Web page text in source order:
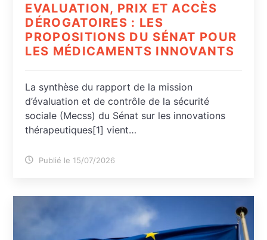
EVALUATION, PRIX ET ACCÈS
DÉROGATOIRES : LES
PROPOSITIONS DU SÉNAT POUR
LES MÉDICAMENTS INNOVANTS
La synthèse du rapport de la mission
d’évaluation et de contrôle de la sécurité
sociale (Mecss) du Sénat sur les innovations
thérapeutiques[1] vient…
Publié le 15/07/2026